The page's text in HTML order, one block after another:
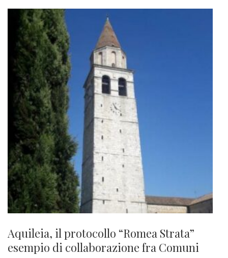
Aquileia, il protocollo “Romea Strata”
esempio di collaborazione fra Comuni